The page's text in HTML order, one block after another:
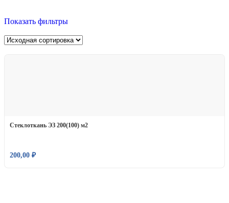
Показать фильтры
Стеклоткань ЭЗ 200(100) м2
200,00 ₽